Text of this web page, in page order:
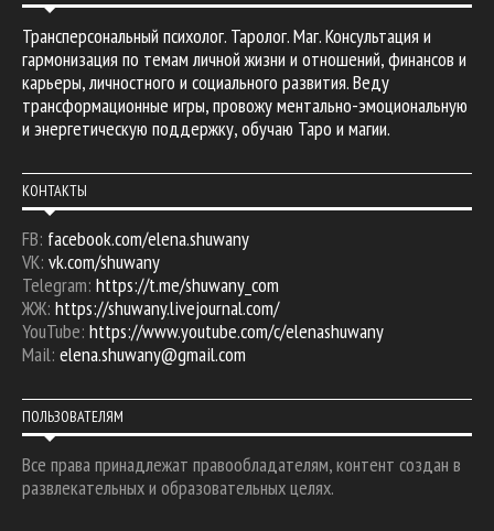
Трансперсональный психолог. Таролог. Маг. Консультация и
гармонизация по темам личной жизни и отношений, финансов и
карьеры, личностного и социального развития. Веду
трансформационные игры, провожу ментально-эмоциональную
и энергетическую поддержку, обучаю Таро и магии.
КОНТАКТЫ
FB: facebook.com/elena.shuwany
VK: vk.com/shuwany
Telegram: https://t.me/shuwany_com
ЖЖ: https://shuwany.livejournal.com/
YouTube: https://www.youtube.com/c/elenashuwany
Mail: elena.shuwany@gmail.com
ПОЛЬЗОВАТЕЛЯМ
Все права принадлежат правообладателям, контент создан в
развлекательных и образовательных целях.